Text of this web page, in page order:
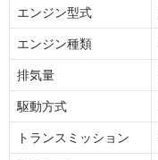
エンジン型式
エンジン種類
排気量
駆動方式
トランスミッション